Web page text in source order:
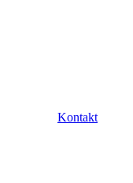
Kontakt